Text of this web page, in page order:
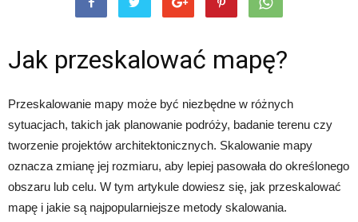
Jak przeskalować mapę?
Przeskalowanie mapy może być niezbędne w różnych
sytuacjach, takich jak planowanie podróży, badanie terenu czy
tworzenie projektów architektonicznych. Skalowanie mapy
oznacza zmianę jej rozmiaru, aby lepiej pasowała do określonego
obszaru lub celu. W tym artykule dowiesz się, jak przeskalować
mapę i jakie są najpopularniejsze metody skalowania.